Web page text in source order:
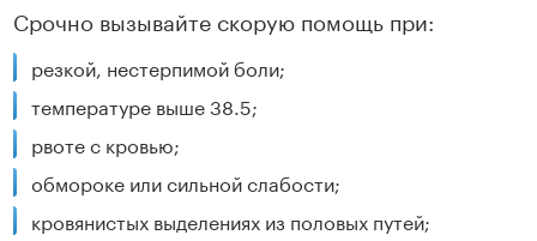
Срочно вызывайте скорую помощь при:
резкой, нестерпимой боли;
температуре выше 38.5;
рвоте с кровью;
обмороке или сильной слабости;
кровянистых выделениях из половых путей;